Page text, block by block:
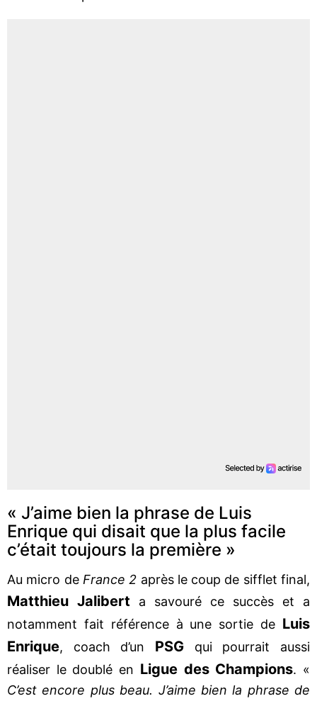
« J’aime bien la phrase de Luis
Enrique qui disait que la plus facile
c’était toujours la première »
Au micro deFrance 2 après le coup de sifflet final,
Matthieu Jalibert a savouré ce succès et a
notamment fait référence à une sortie de Luis
Enrique, coach d’un PSG
qui pourrait aussi
réaliser le doublé en Ligue des Champions. «
C’est encore plus beau. J’aime bien la phrase de